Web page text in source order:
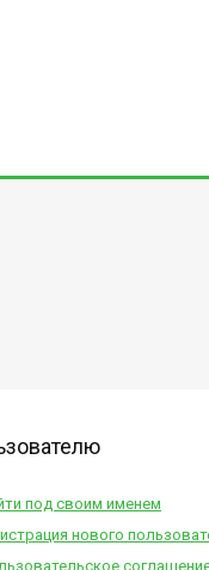
под своим именем
нового